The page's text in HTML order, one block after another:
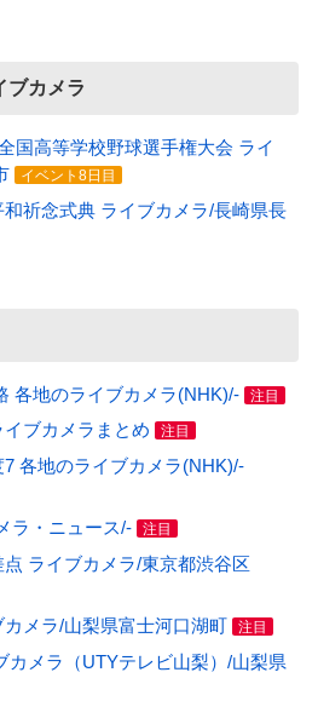
ブカメラ
国高等学校野球選手権大会 ライ
イベント8日目
祈念式典 ライブカメラ/長崎県長
各地のライブカメラ(NHK)/- 注目
ブカメラまとめ 注目
7 各地のライブカメラ(NHK)/-
ラ・ニュース/- 注目
ライブカメラ/東京都渋谷区
メラ/山梨県富士河口湖町 注目
カメラ（UTYテレビ山梨）/山梨県